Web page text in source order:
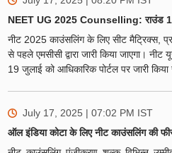
NEET UG 2025 Counselling: राउंड 1
नीट 2025 काउंसलिंग के लिए सीट मैट्रिक्स,
से पहले एमसीसी द्वारा जारी किया जाएगा।
19 जुलाई को आधिकारिक पोर्टल पर जारी किया
July 17, 2025 | 07:02 PM IST
ऑल इंडिया कोटा के लिए नीट काउंसलिंग की